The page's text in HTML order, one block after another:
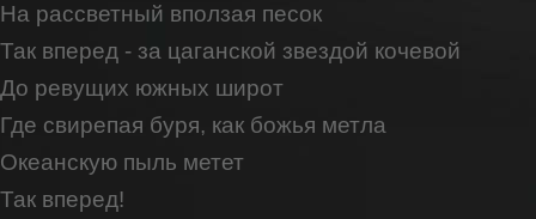
На рассветный вползая песок
Так вперед - за цаганской звездой кочевой
До ревущих южных широт
Где свирепая буря, как божья метла
Океанскую пыль метет
Так вперед!